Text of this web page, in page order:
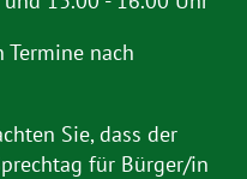
nach
Sie, dass der
für Bürger/in